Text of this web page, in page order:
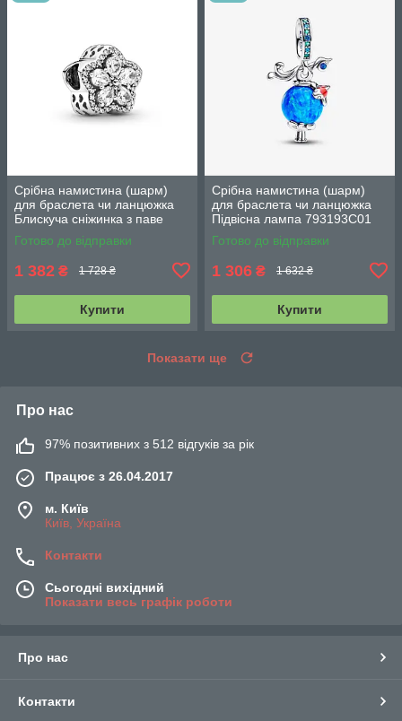
Срібна намистина (шарм)
для браслета чи ланцюжка
Блискуча сніжинка з паве
799224C01
Готово до відправки
1 382 ₴ 1 728 ₴
Купити
Срібна намистина (шарм)
для браслета чи ланцюжка
Підвісна лампа 793193C01
Готово до відправки
1 306 ₴ 1 632 ₴
Купити
Показати ще
Про нас
97% позитивних з 512 відгуків за рік
Працює з 26.04.2017
м. Київ
Київ, Україна
Контакти
Сьогодні вихідний
Показати весь графік роботи
Про нас
Контакти